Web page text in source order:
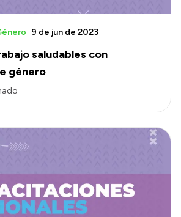
a proveedores
saludables con
género
9 de jun de 2023